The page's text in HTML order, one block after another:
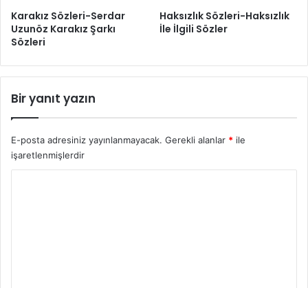
Karakız Sözleri-Serdar
Uzunöz Karakız Şarkı
Sözleri
Haksızlık Sözleri-Haksızlık
İle İlgili Sözler
Bir yanıt yazın
E-posta adresiniz yayınlanmayacak. Gerekli alanlar * ile
işaretlenmişlerdir